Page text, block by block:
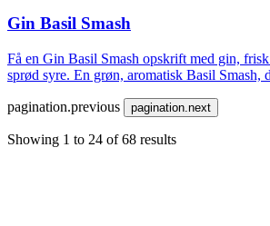
Gin Basil Smash
Få en Gin Basil Smash opskrift med gin,
sprød syre. En grøn, aromatisk Basil Smash,
pagination.previous pagination.next
Showing 1 to 24 of 68 results